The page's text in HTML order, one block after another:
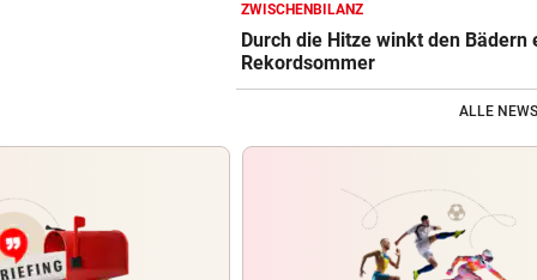
ZWISCHENBILANZ
Durch die Hitze winkt den Bädern
Rekordsommer
ALLE